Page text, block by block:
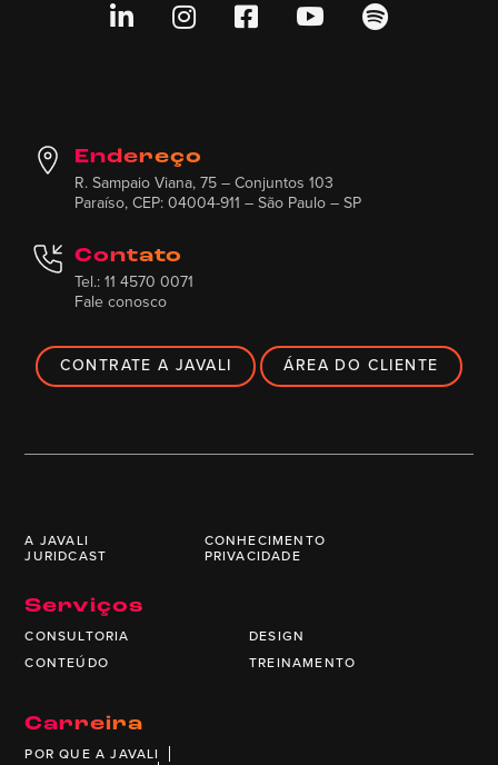
    
Endereço
R. Sampaio Viana, 75 – Conjuntos 103
Paraíso, CEP: 04004-911 – São Paulo – SP
Contato
Tel.: 11 4570 0071
Fale conosco
CONTRATE A JAVALI ÁREA DO CLIENTE
A JAVALI CONHECIMENTO
JURIDCAST PRIVACIDADE
Serviços
CONSULTORIA
DESIGN
CONTEÚDO
TREINAMENTO
Carreira
POR QUE A JAVALI